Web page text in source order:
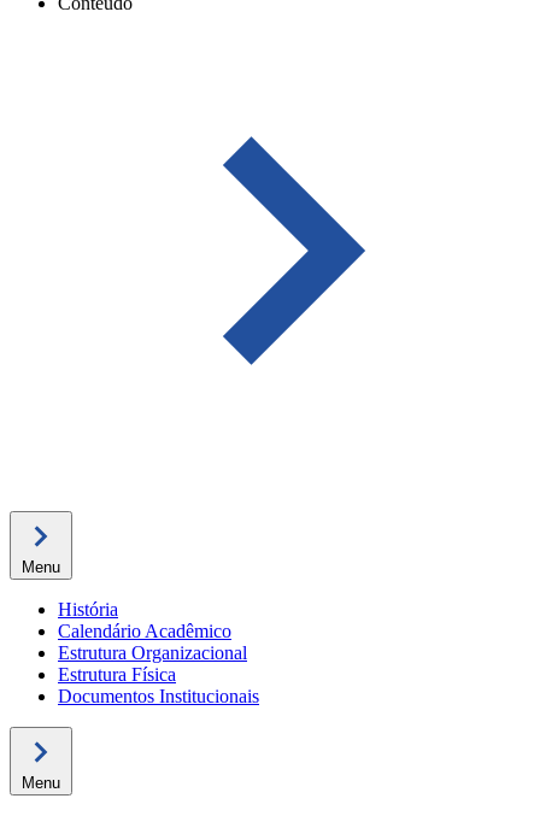
Menu
História
Calendário Acadêmico
Estrutura Organizacional
Estrutura Física
Documentos Institucionais
Menu